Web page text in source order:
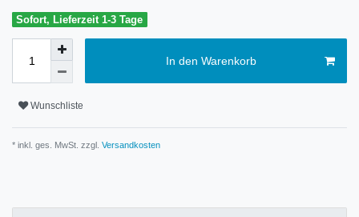
Sofort, Lieferzeit 1-3 Tage
In den Warenkorb
Wunschliste
* inkl. ges. MwSt. zzgl. Versandkosten